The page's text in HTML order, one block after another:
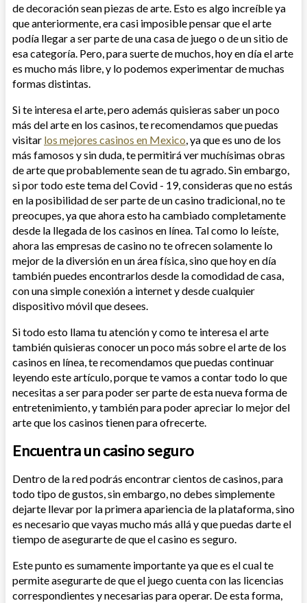
de decoración sean piezas de arte. Esto es algo increíble ya
que anteriormente, era casi imposible pensar que el arte
podía llegar a ser parte de una casa de juego o de un sitio de
esa categoría. Pero, para suerte de muchos, hoy en día el arte
es mucho más libre, y lo podemos experimentar de muchas
formas distintas.
Si te interesa el arte, pero además quisieras saber un poco
más del arte en los casinos, te recomendamos que puedas
visitar los mejores casinos en Mexico , ya que es uno de los
más famosos y sin duda, te permitirá ver muchísimas obras
de arte que probablemente sean de tu agrado. Sin embargo,
si por todo este tema del Covid - 19, consideras que no estás
en la posibilidad de ser parte de un casino tradicional, no te
preocupes, ya que ahora esto ha cambiado completamente
desde la llegada de los casinos en línea. Tal como lo leíste,
ahora las empresas de casino no te ofrecen solamente lo
mejor de la diversión en un área física, sino que hoy en día
también puedes encontrarlos desde la comodidad de casa,
con una simple conexión a internet y desde cualquier
dispositivo móvil que desees.
Si todo esto llama tu atención y como te interesa el arte
también quisieras conocer un poco más sobre el arte de los
casinos en línea, te recomendamos que puedas continuar
leyendo este artículo, porque te vamos a contar todo lo que
necesitas a ser para poder ser parte de esta nueva forma de
entretenimiento, y también para poder apreciar lo mejor del
arte que los casinos tienen para ofrecerte.
Encuentra un casino seguro
Dentro de la red podrás encontrar cientos de casinos, para
todo tipo de gustos, sin embargo, no debes simplemente
dejarte llevar por la primera apariencia de la plataforma, sino
es necesario que vayas mucho más allá y que puedas darte el
tiempo de asegurarte de que el casino es seguro.
Este punto es sumamente importante ya que es el cual te
permite asegurarte de que el juego cuenta con las licencias
correspondientes y necesarias para operar. De esta forma,